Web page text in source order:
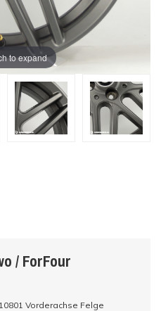
to expand
/ ForFour
Vorderachse Felge